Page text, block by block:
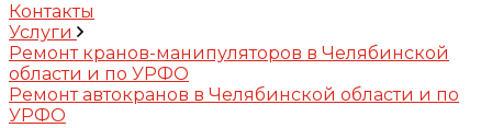
Контакты
Услуги
Ремонт кранов-манипуляторов в Челябинской
области и по УРФО
Ремонт автокранов в Челябинской области и по
УРФО